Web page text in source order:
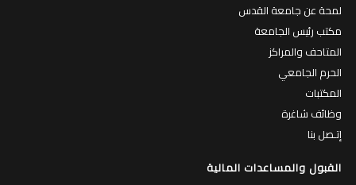
لمحة عن جامعة القدس
مكتب رئيس الجامعة
المتاحف والمراكز
الحرم الجامعي
المكتبات
وظائف شاغرة
إتـصل بنا
القبول والمساعدات المالية